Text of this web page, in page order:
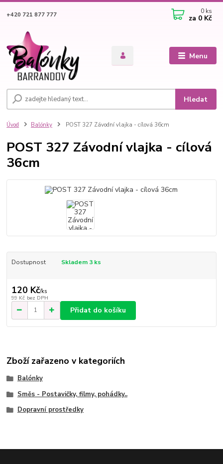
Menu
Hledat
+420 721 877 777 0 ks
za 0 Kč
Úvod Balónky POST 327 Závodní vlajka - cílová 36cm
POST 327 Závodní vlajka - cílová
36cm
Dostupnost Skladem 3 ks
120 Kč/ks
99 Kč bez DPH
Přidat do košíku
Zboží zařazeno v kategoriích
Balónky
Směs - Postavičky, filmy, pohádky..
Dopravní prostředky